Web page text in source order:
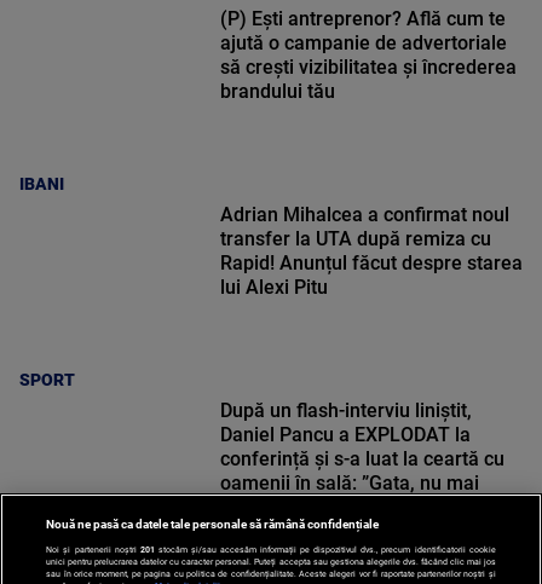
IBANI
(P) Ești antreprenor? Află cum te
ajută o campanie de advertoriale
să crești vizibilitatea și încrederea
brandului tău
SPORT
Adrian Mihalcea a confirmat noul
transfer la UTA după remiza cu
Rapid! Anunțul făcut despre starea
lui Alexi Pitu
SPORT
După un flash-interviu liniștit,
Daniel Pancu a EXPLODAT la
conferință și s-a luat la ceartă cu
oamenii în sală: ”Gata, nu mai
Nouă ne pasă ca datele tale personale să rămână confidențiale
Noi și partenerii noștri 201 stocăm și/sau accesăm informații pe dispozitivul dvs., precum identificatorii cookie
unici pentru prelucrarea datelor cu caracter personal. Puteți accepta sau gestiona alegerile dvs. făcând clic mai jos
sau în orice moment, pe pagina cu politica de confidențialitate. Aceste alegeri vor fi raportate partenerilor noștri și